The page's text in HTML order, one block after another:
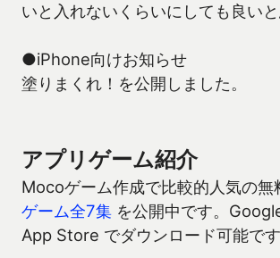
いと入れないくらいにしても良いと
●iPhone向けお知らせ
塗りまくれ！を公開しました。
アプリゲーム紹介
Mocoゲーム作成で比較的人気の無
ゲーム全7集 を公開中です。
App Store でダウンロード可能です